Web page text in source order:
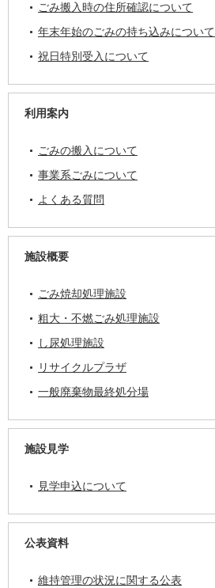
ごみ搬入時の住所確認について
年末年始のごみの持ち込みについて
祝日特別受入について
利用案内
ごみの搬入について
事業系ごみについて
よくある質問
施設概要
ごみ焼却処理施設
粗大・不燃ごみ処理施設
し尿処理施設
リサイクルプラザ
一般廃棄物最終処分場
施設見学
見学申込について
公表資料
維持管理の状況に関する公表